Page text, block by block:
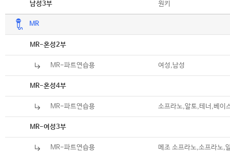
남성3부 원키
MR
MR-혼성2부
MR-파트연습용 여성,남성
MR-혼성4부
MR-파트연습용 소프라노,알토,테너,베이
MR-여성3부
MR-파트연습용 메조 소프라노,소프라노,